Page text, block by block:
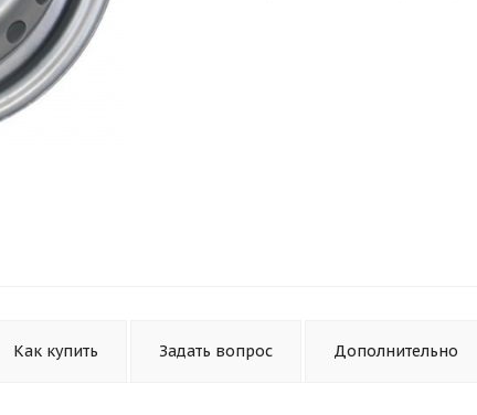
Как купить Задать вопрос Дополнительно